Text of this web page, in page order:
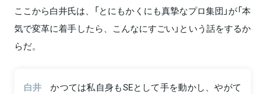
ここから白井氏は、「とにもかくにも真摯なプロ集団」が「本
気で変革に着手したら、こんなにすごい」という話をするか
らだ。
白井
かつては私自身もSEとして手を動かし、やがて